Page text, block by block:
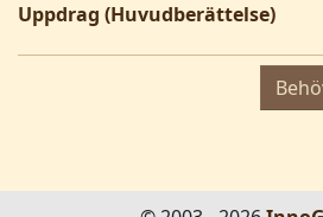
Uppdrag (Huvudberättelse)